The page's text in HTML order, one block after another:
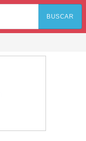
BUSCAR